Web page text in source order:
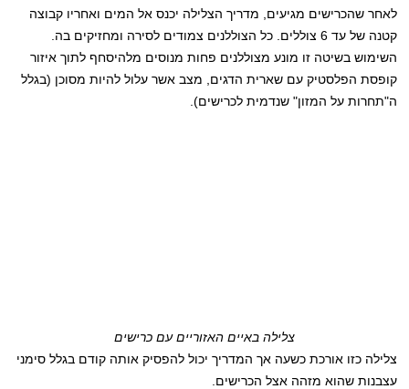
לאחר שהכרישים מגיעים, מדריך הצלילה יכנס אל המים ואחריו קבוצה
קטנה של עד 6 צוללים. כל הצוללנים צמודים לסירה ומחזיקים בה.
השימוש בשיטה זו מונע מצוללנים פחות מנוסים מלהיסחף לתוך איזור
קופסת הפלסטיק עם שארית הדגים, מצב אשר עלול להיות מסוכן (בגלל
ה"תחרות על המזון" שנדמית לכרישים).
צלילה באיים האזוריים עם כרישים
צלילה כזו אורכת כשעה אך המדריך יכול להפסיק אותה קודם בגלל סימני
עצבנות שהוא מזהה אצל הכרישים.